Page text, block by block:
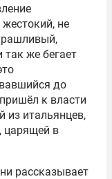
не
же бегает
до
к власти
из итальянцев,
царящей в
рассказывает